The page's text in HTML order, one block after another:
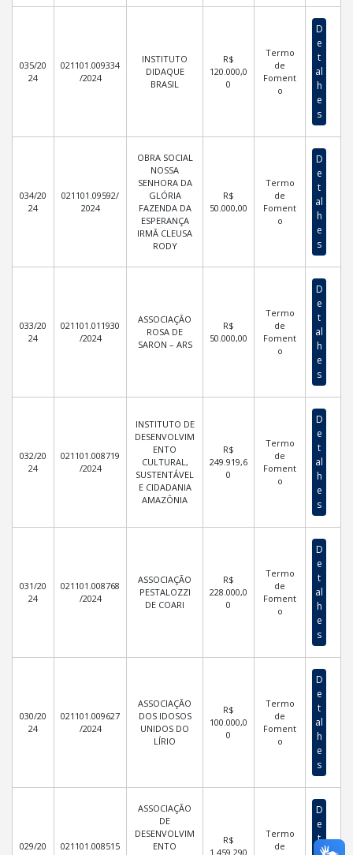
035/20
24
021101.009334
/2024
INSTITUTO
DIDAQUE
BRASIL
R$
120.000,0
0
Termo
de
Foment
o
D
e
t
al
h
e
s
034/20
24
021101.09592/
2024
OBRA SOCIAL
NOSSA
SENHORA DA
GLÓRIA
FAZENDA DA
ESPERANÇA
IRMÃ CLEUSA
RODY
R$
50.000,00
Termo
de
Foment
o
D
e
t
al
h
e
s
033/20
24
021101.011930
/2024
ASSOCIAÇÃO
ROSA DE
SARON – ARS
R$
50.000,00
Termo
de
Foment
o
D
e
t
al
h
e
s
032/20
24
021101.008719
/2024
INSTITUTO DE
DESENVOLVIM
ENTO
CULTURAL,
SUSTENTÁVEL
E CIDADANIA
AMAZÔNIA
R$
249.919,6
0
Termo
de
Foment
o
D
e
t
al
h
e
s
031/20
24
021101.008768
/2024
ASSOCIAÇÃO
PESTALOZZI
DE COARI
R$
228.000,0
0
Termo
de
Foment
o
D
e
t
al
h
e
s
030/20
24
021101.009627
/2024
ASSOCIAÇÃO
DOS IDOSOS
UNIDOS DO
LÍRIO
R$
100.000,0
0
Termo
de
Foment
o
D
e
t
al
h
e
s
029/20
021101.008515
ASSOCIAÇÃO
DE
DESENVOLVIM
ENTO
R$
1.459.290
Termo
de
D
e
t
al